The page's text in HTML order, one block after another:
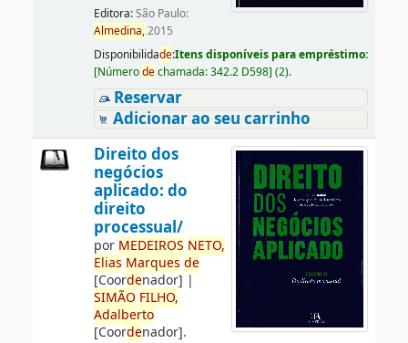
Editora:São Paulo:
Almedina,2015
Disponibilidade:Itens disponíveis para empréstimo:
[Númerodechamada:342.2 D598] (2).
Reservar
Adicionar ao seu carrinho
Direito dos
negócios
aplicado: do
direito
processual/
por MEDEIROS NETO,
Elias Marques de
[Coordenador] |
SIMÃO FILHO,
Adalberto
[Coordenador].